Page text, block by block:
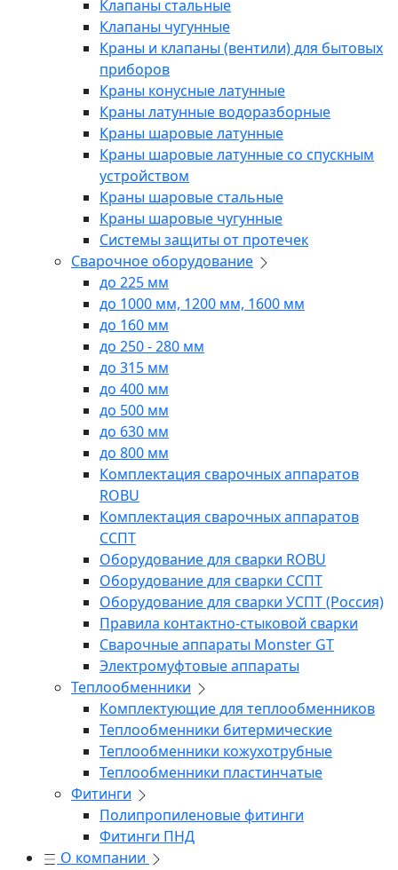
Клапаны стальные
Клапаны чугунные
Краны и клапаны (вентили) для бытовых
приборов
Краны конусные латунные
Краны латунные водоразборные
Краны шаровые латунные
Краны шаровые латунные со спускным
устройством
Краны шаровые стальные
Краны шаровые чугунные
Системы защиты от протечек
Сварочное оборудование
до 225 мм
до 1000 мм, 1200 мм, 1600 мм
до 160 мм
до 250 - 280 мм
до 315 мм
до 400 мм
до 500 мм
до 630 мм
до 800 мм
Комплектация сварочных аппаратов
ROBU
Комплектация сварочных аппаратов
ССПТ
Оборудование для сварки ROBU
Оборудование для сварки ССПТ
Оборудование для сварки УСПТ (Россия)
Правила контактно-стыковой сварки
Сварочные аппараты Monster GT
Электромуфтовые аппараты
Теплообменники
Комплектующие для теплообменников
Теплообменники битермические
Теплообменники кожухотрубные
Теплообменники пластинчатые
Фитинги
Полипропиленовые фитинги
Фитинги ПНД
О компании